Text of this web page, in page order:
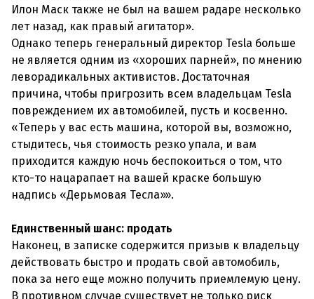
Илон Маск также не был на вашем радаре несколько
лет назад, как правый агитатор».
Однако теперь генеральный директор Tesla больше
не является одним из «хороших парней», по мнению
леворадикальных активистов. Достаточная
причина, чтобы пригрозить всем владельцам Tesla
повреждением их автомобилей, пусть и косвенно.
«Теперь у вас есть машина, которой вы, возможно,
стыдитесь, чья стоимость резко упала, и вам
приходится каждую ночь беспокоиться о том, что
кто-то нацарапает на вашей краске большую
надпись «Дерьмовая Тесла»».
Единственный шанс: продать
Наконец, в записке содержится призыв к владельцу
действовать быстро и продать свой автомобиль,
пока за него еще можно получить приемлемую цену.
В противном случае существует не только риск